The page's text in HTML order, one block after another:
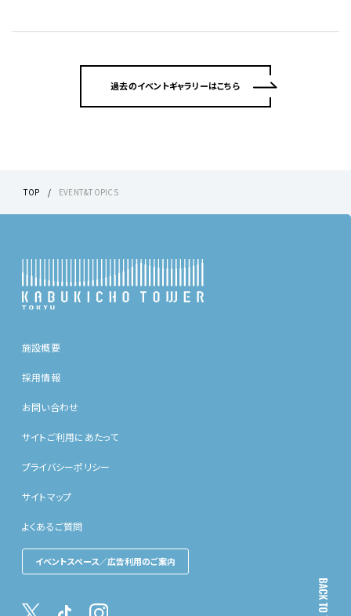
過去のイベントギャラリーはこちら
TOP EVENT&TOPICS
施設概要
採用情報
お問い合わせ
サイトご利用にあたって
プライバシーポリシー
サイトマップ
よくあるご質問
イベントスペース／広告利用のご案内